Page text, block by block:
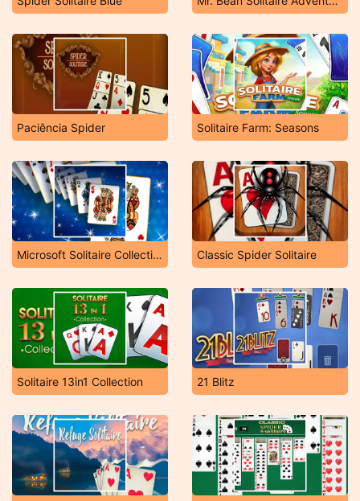
Paciência Spider Solitaire Farm: Seasons
Microsoft Solitaire Collection Classic Spider Solitaire
Solitaire 13in1 Collection 21 Blitz